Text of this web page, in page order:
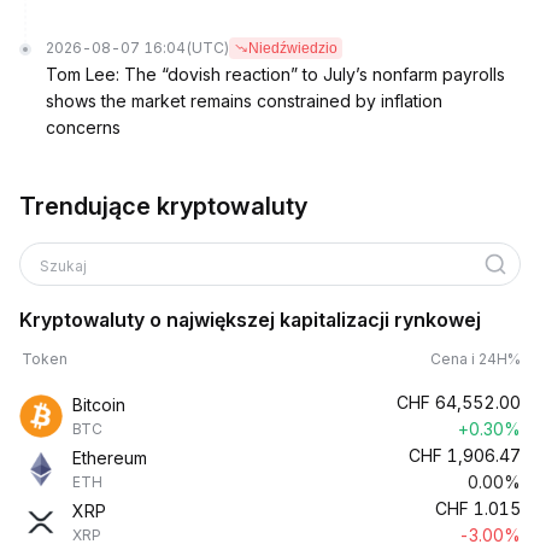
2026-08-07 16:04 (UTC) Niedźwiedzio
Tom Lee: The “dovish reaction” to July’s nonfarm payrolls
shows the market remains constrained by inflation
concerns
Trendujące kryptowaluty
Szukaj
Kryptowaluty o największej kapitalizacji rynkowej
Token Cena i 24H%
Bitcoin
BTC
CHF 64,552.00
+0.30%
Ethereum
ETH
CHF 1,906.47
0.00%
XRP
XRP
CHF 1.015
-3.00%